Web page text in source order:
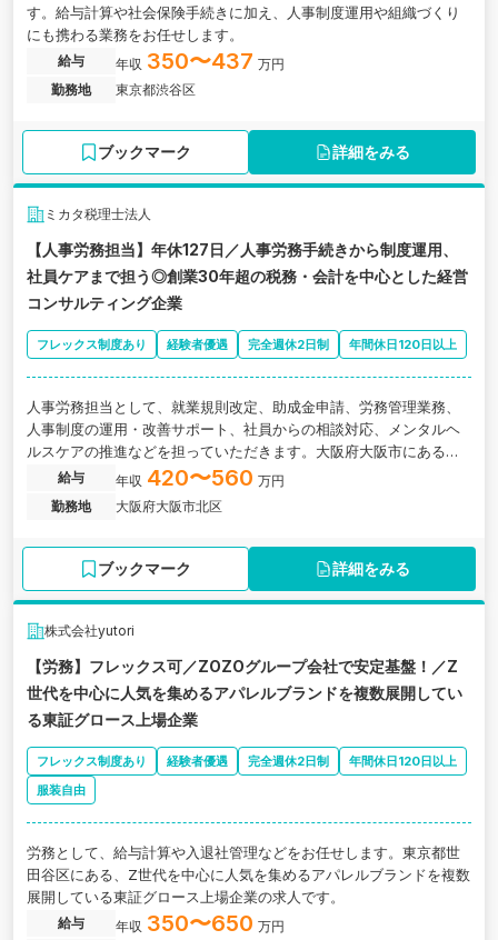
す。給与計算や社会保険手続きに加え、人事制度運用や組織づくり
にも携わる業務をお任せします。
給与 年収 350〜437 万円
勤務地
東京都渋谷区
ブックマーク 詳細をみる
ミカタ税理士法人
【人事労務担当】年休127日／人事労務手続きから制度運用、
社員ケアまで担う◎創業30年超の税務・会計を中心とした経営
コンサルティング企業
フレックス制度あり 経験者優遇 完全週休2日制 年間休日120日以上
人事労務担当として、就業規則改定、助成金申請、労務管理業務、
人事制度の運用・改善サポート、社員からの相談対応、メンタルヘ
ルスケアの推進などを担っていただきます。大阪府大阪市にある、
創業30年超の税務・会計を中心とした経営コンサルティング企業の
求人です。
給与 年収 420〜560 万円
勤務地
大阪府大阪市北区
ブックマーク 詳細をみる
株式会社yutori
【労務】フレックス可／ZOZOグループ会社で安定基盤！／Z
世代を中心に人気を集めるアパレルブランドを複数展開してい
る東証グロース上場企業
フレックス制度あり 経験者優遇 完全週休2日制
年間休日120日以上
服装自由
労務として、給与計算や入退社管理などをお任せします。東京都世
田谷区にある、Z世代を中心に人気を集めるアパレルブランドを複数
展開している東証グロース上場企業の求人です。
給与 年収 350〜650 万円